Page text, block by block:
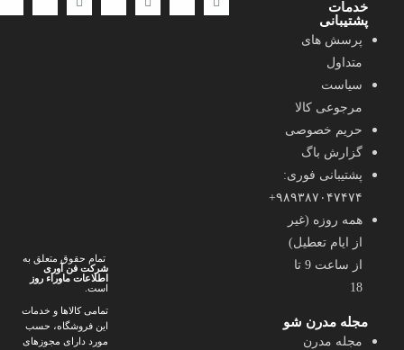
خدمات
پشتیبانی
پرسش های
متداول
سیاست
مرجوعی کالا
حریم خصوصی
گزارش باگ
پشتیبانی فوری:
۹۸۹۳۸۷۰۴۷۴۷۴+
همه روزه (غیر
از ایام تعطیل)
از ساعت 9 تا
18
مجله مدرن شو
مجله مدرن
تمام حقوق متعلق به
شرکت فن آوری
اطلاعات ماوراء روز
است.
تمامی کالاها و خدمات
این فروشگاه، حسب
مورد دارای مجوزهای